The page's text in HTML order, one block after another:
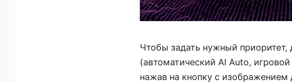
Чтобы задать нужный
(автоматический AI Auto,
нажав на кнопку с